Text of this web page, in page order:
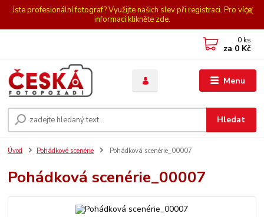
Jste profesionální fotograf? Využijte našich slev při registraci. Pro více
informací klikněte zde.
Menu
Hledat
0 ks
za 0 Kč
Úvod Pohádkové scenérie Pohádková scenérie_00007
Pohádková scenérie_00007